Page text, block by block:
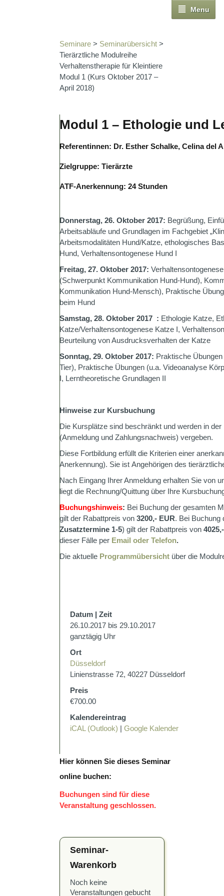
Menu
Seminare > Seminarübersicht >
Tierärztliche Modulreihe
Verhaltenstherapie für Kleintiere
Modul 1 (Kurs Oktober 2017 –
April 2018)
Modul 1 – Ethologie und
Referentinnen: Dr. Esther Schalke, Celina del
Zielgruppe: Tierärzte
ATF-Anerkennung: 24 Stunden
Donnerstag, 26. Oktober 2017: Begrüßung,
Arbeitsabläufe und Grundlagen im Fachgebiet
Arbeitsmodalitäten Hund/Katze, ethologisches
Hund, Verhaltensontogenese Hund I
Freitag, 27. Oktober 2017:
(Schwerpunkt Kommunikation Hund-Hund),
Kommunikation Hund-Mensch), Praktische
beim Hund
Samstag, 28. Oktober 2017 : Ethologie Katze,
Katze/Verhaltensontogenese Katze I,
Beurteilung von Ausdrucksverhalten der Katze
Sonntag, 29. Oktober 2017: Praktische
Tier), Praktische Übungen (u.a. Videoanalyse
I, Lerntheoretische Grundlagen II
Hinweise zur Kursbuchung
Die Kursplätze sind beschränkt und werden in
(Anmeldung und Zahlungsnachweis) vergeben.
Diese Fortbildung erfüllt die Kriterien einer
Anerkennung). Sie ist Angehörigen des
Nach Eingang Ihrer Anmeldung erhalten Sie von
liegt die Rechnung/Quittung über Ihre
Buchungshinweis: Bei Buchung der gesamten
gilt der Rabattpreis von 3200,- EUR. Bei Buchung
Zusatztermine 1-5) gilt der Rabattpreis von
dieser Fälle per Email oder Telefon.
Die aktuelle Programmübersicht über die
Datum | Zeit
26.10.2017 bis 29.10.2017
ganztägig Uhr
Ort
Düsseldorf
Linienstrasse 72, 40227 Düsseldorf
Preis
€700.00
Kalendereintrag
iCAL (Outlook) | Google Kalender
Hier können Sie dieses Seminar
online buchen:
Buchungen sind für diese
Veranstaltung geschlossen.
Seminar-
Warenkorb
Noch keine
Veranstaltungen gebucht